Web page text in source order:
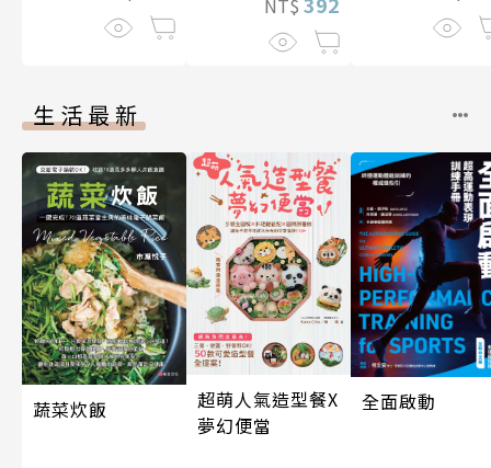
NT$
生活最新
蔬菜炊飯
超萌人氣造型餐X
夢幻便當
全面啟動